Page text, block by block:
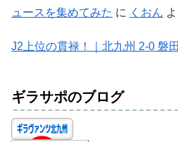
ュースを集めてみた に くおん
J2上位の貫禄！｜北九州 2-0 磐田
ギラサポのブログ